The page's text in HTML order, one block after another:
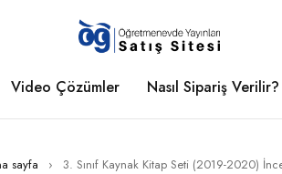
Video Çözümler Nasıl Sipariş Verilir?
sayfa › 3. Sınıf Kaynak Kitap Seti (2019-2020)